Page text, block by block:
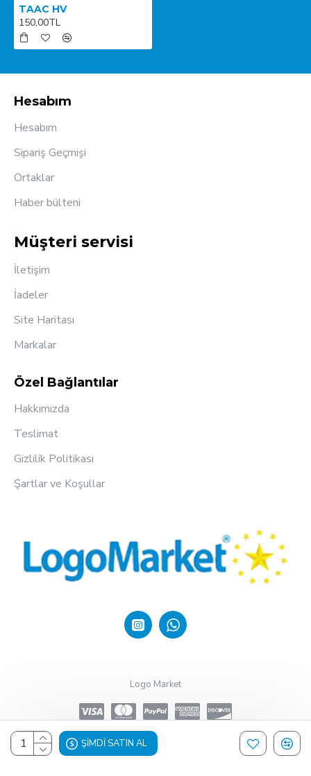
ŞIMDI SATIN AL
TAAC HV
150,00TL
Hesabım
Hesabım
Sipariş Geçmişi
Ortaklar
Haber bülteni
Müşteri servisi
İletişim
İadeler
Site Haritası
Markalar
Özel Bağlantılar
Hakkımızda
Teslimat
Gizlilik Politikası
Şartlar ve Koşullar
Logo Market
Design, Hosting & Support By Shopgez.com